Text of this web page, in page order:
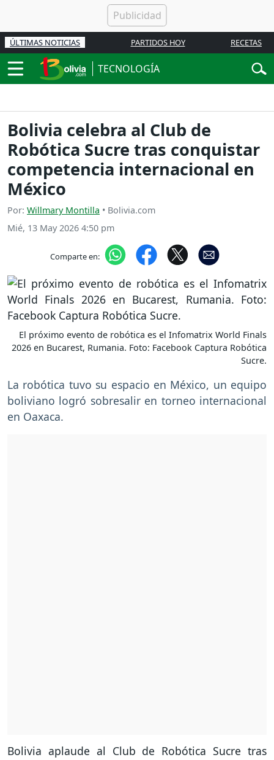
ÚLTIMAS NOTICIAS PARTIDOS HOY RECETAS
TECNOLOGÍA
Bolivia celebra al Club de
Robótica Sucre tras conquistar
competencia internacional en
México
Por: Willmary Montilla • Bolivia.com
Mié, 13 May 2026 4:50 pm
Comparte en:
El próximo evento de robótica es el Infomatrix World Finals
2026 en Bucarest, Rumania. Foto: Facebook Captura Robótica
Sucre.
La robótica tuvo su espacio en México, un equipo
boliviano logró sobresalir en torneo internacional
en Oaxaca.
Bolivia aplaude al Club de Robótica Sucre tras